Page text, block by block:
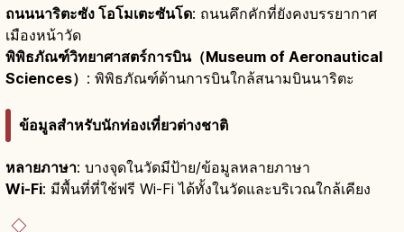
ถนนนาริตะซัง โอโมเตะซันโด: ถนนคึกคักที่ยังคงบรรยากาศ
เมืองหน้าวัด
พิพิธภัณฑ์วิทยาศาสตร์การบิน（Museum of Aeronautical
Sciences） : พิพิธภัณฑ์ด้านการบินใกล้สนามบินนาริตะ
ข้อมูลสำหรับนักท่องเที่ยวต่างชาติ
หลายภาษา: บางจุดในวัดมีป้าย/ข้อมูลหลายภาษา
Wi-Fi: มีพื้นที่ที่ใช้ฟรี Wi-Fi ได้ทั้งในวัดและบริเวณใกล้เคียง